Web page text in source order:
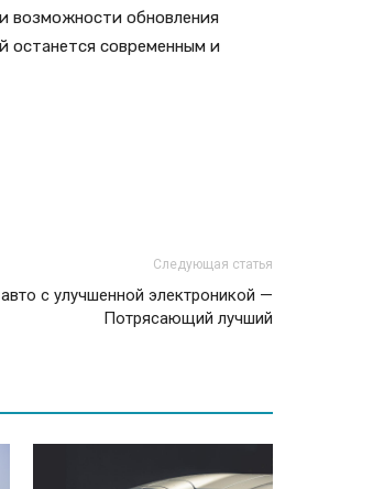
возможности обновления
останется современным и
Следующая статья
с улучшенной электроникой —
Потрясающий лучший